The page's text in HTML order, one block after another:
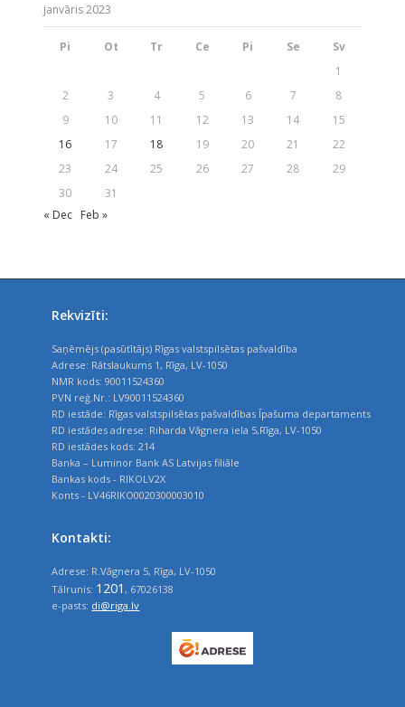
janvāris 2023
Pi Ot Tr Ce Pi Se
Sv
1
2
3 4 5 6 7
8
9
10 11 12 13 14
15
16
17 18 19 20 21
22
23
24 25 26 27 28
29
30
31
« Dec
Feb »
Rekvizīti:
Saņēmējs (pasūtītājs) Rīgas valstspilsētas pašvaldība
Adrese: Rātslaukums 1, Rīga, LV-1050
NMR kods: 90011524360
PVN reģ.Nr.: LV90011524360
RD iestāde: Rīgas valstspilsētas pašvaldības Īpašuma departaments
RD iestādes adrese: Riharda Vāgnera iela 5,Rīga, LV-1050
RD iestādes kods: 214
Banka – Luminor Bank AS Latvijas filiāle
Bankas kods - RIKOLV2X
Konts - LV46RIKO0020300003010
Kontakti:
Adrese: R.Vāgnera 5, Rīga, LV-1050
Tālrunis: 1201 , 67026138
e-pasts: di@riga.lv